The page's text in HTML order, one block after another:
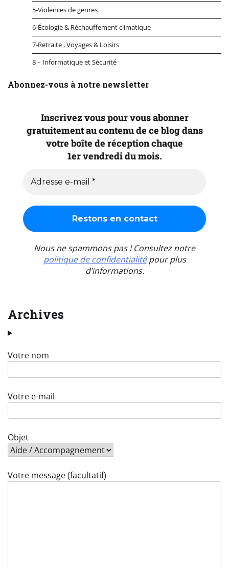
5-Violences de genres
6-Écologie & Réchauffement climatique
7-Retraite , Voyages & Loisirs
8 – Informatique et Sécurité
Abonnez-vous à notre newsletter
Inscrivez vous pour vous abonner
gratuitement au contenu de ce blog dans
votre boîte de réception chaque
1er vendredi du mois.
Nous ne spammons pas ! Consultez notre
politique de confidentialitépour plus
d’informations.
Archives
Votre nom
Votre e-mail
Objet
Votre message (facultatif)